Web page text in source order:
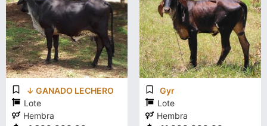
↓ GANADO LECHERO
Lote
Hembra
Gyr
Lote
Hembra